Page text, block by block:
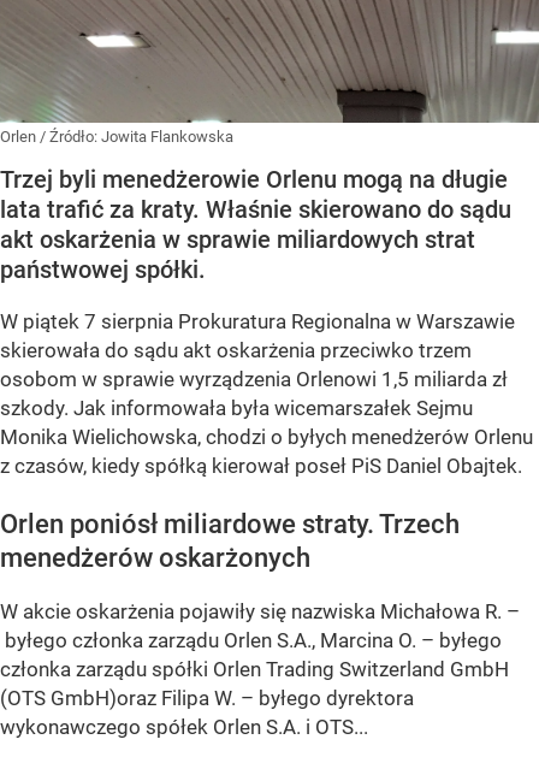
Orlen / Źródło: Jowita Flankowska
Trzej byli menedżerowie Orlenu mogą na długie
lata trafić za kraty. Właśnie skierowano do sądu
akt oskarżenia w sprawie miliardowych strat
państwowej spółki.
W piątek 7 sierpnia Prokuratura Regionalna w Warszawie
skierowała do sądu akt oskarżenia przeciwko trzem
osobom w sprawie wyrządzenia Orlenowi 1,5 miliarda zł
szkody. Jak informowała była wicemarszałek Sejmu
Monika Wielichowska, chodzi o byłych menedżerów Orlenu
z czasów, kiedy spółką kierował poseł PiS Daniel Obajtek.
Orlen poniósł miliardowe straty. Trzech
menedżerów oskarżonych
W akcie oskarżenia pojawiły się nazwiska Michałowa R. –
byłego członka zarządu Orlen S.A., Marcina O. – byłego
członka zarządu spółki Orlen Trading Switzerland GmbH
(OTS GmbH)oraz Filipa W. – byłego dyrektora
wykonawczego spółek Orlen S.A. i OTS...